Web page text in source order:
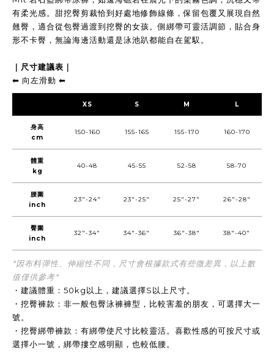
有柔光感。甜挖臀剪裁恰到好處地修飾線條，保留包覆又展現自然
翹臀，適合從包臀過渡到挖臀的女孩。側綁帶可靈活調節，貼合身
形不卡臀，無論海邊活動還是泳池趴都能自在駕馭。
｜尺寸建議表｜
⬅︎ 向左滑動 ⬅︎
XS S M L
身高
cm
150-160 155-165 155-170 160-170
體重
kg
40-48 45-55 52-58 58-70
腰圍
inch
23"-24" 23"-25" 25"-27" 26"-28"
臀圍
inch
32"-34" 34"-36" 36"-38" 38"-40"
*因布料彈性、伸縮性不同，尺寸會根據款式有些微差異，以上數
值僅供參考*
・建議體重：50kg以上，建議選擇S以上尺寸。
・挖臀褲款：非一般包臀泳褲褲型，比較害羞的朋友，可選擇大一
號。
・挖臀綁帶褲款：有綁帶使尺寸比較靈活。喜歡性感的可按尺寸或
選擇小一號，綁帶摟空感明顯，也較低腰。